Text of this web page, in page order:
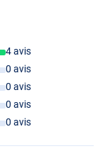
4 avis
0 avis
0 avis
0 avis
0 avis